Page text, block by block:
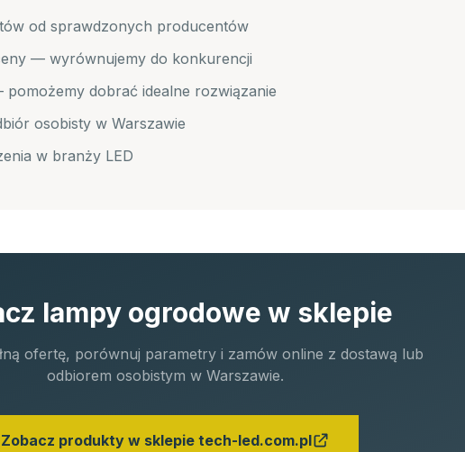
od sprawdzonych producentów
— wyrównujemy do konkurencji
dobrać idealne rozwiązanie
osobisty w Warszawie
w branży LED
lampy ogrodowe w sklepie
ofertę, porównuj parametry i zamów online z dostawą lub
odbiorem osobistym w Warszawie.
Zobacz produkty w sklepie tech-led.com.pl